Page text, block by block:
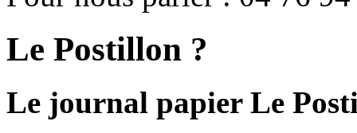
Le Postillon ?
Le journal papier Le